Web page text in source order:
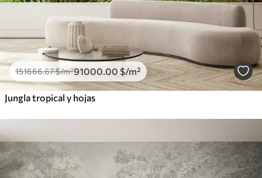
151666.67$/m²91000 .00 $/m²
Jungla tropical y hojas